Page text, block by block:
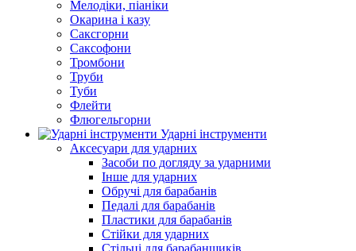
Мелодіки, піаніки
Окарина і казу
Саксгорни
Саксофони
Тромбони
Труби
Туби
Флейти
Флюгельгорни
Ударні інструменти
Аксесуари для ударних
Засоби по догляду за ударними
Інше для ударних
Обручі для барабанів
Педалі для барабанів
Пластики для барабанів
Стійки для ударних
Стільці для барабанщиків